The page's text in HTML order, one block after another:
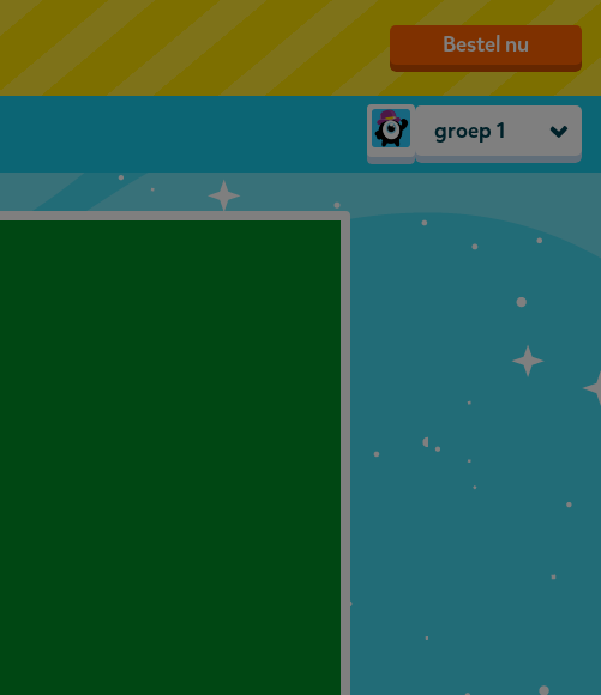
Bestel nu
groep 1
groep 1
groep 4
groep 5